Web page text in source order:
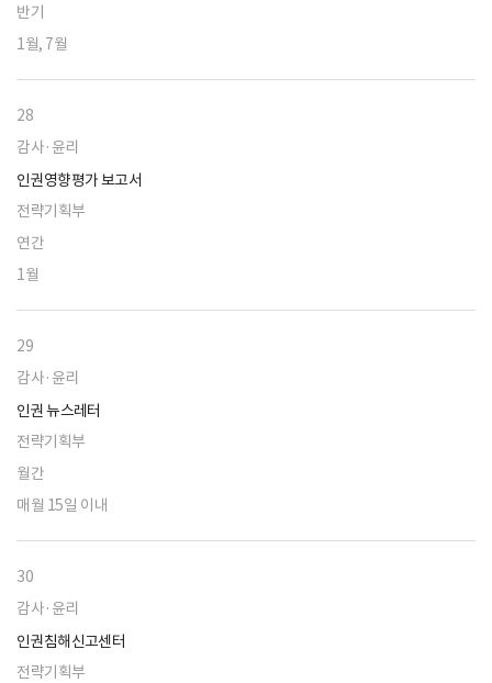
반기
1월, 7월
28
감사·윤리
인권영향평가 보고서
전략기획부
연간
1월
29
감사·윤리
인권 뉴스레터
전략기획부
월간
매월 15일 이내
30
감사·윤리
인권침해신고센터
전략기획부